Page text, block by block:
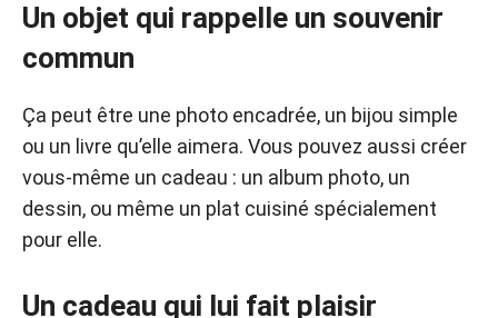
Un objet qui rappelle un souvenir
commun
Ça peut être une photo encadrée, un bijou simple
ou un livre qu’elle aimera. Vous pouvez aussi créer
vous-même un cadeau : un album photo, un
dessin, ou même un plat cuisiné spécialement
pour elle.
Un cadeau qui lui fait plaisir